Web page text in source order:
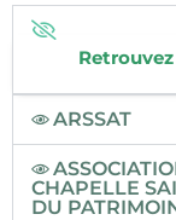
ARSSAT
CHAPELLE
DU